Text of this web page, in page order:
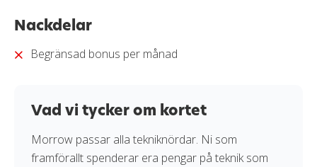
Nackdelar
Begränsad bonus per månad
Vad vi tycker om kortet
Morrow passar alla tekniknördar. Ni som
framförallt spenderar era pengar på teknik som